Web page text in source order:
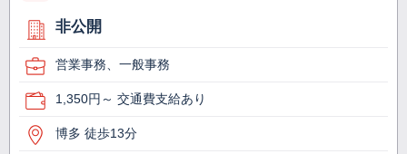
非公開
営業事務、一般事務
1,350円～ 交通費支給あり
博多 徒歩13分